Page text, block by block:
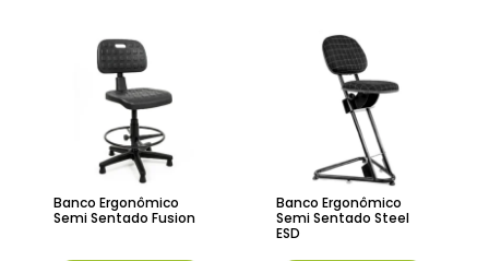
Banco Ergonômico
Semi Sentado Fusion
Banco Ergonômico
Semi Sentado Steel
ESD